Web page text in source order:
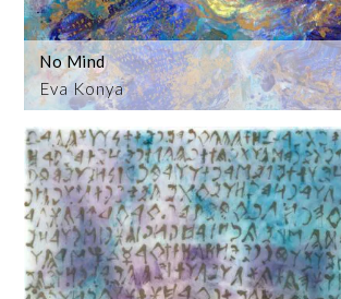
Eva Konya
No Mind